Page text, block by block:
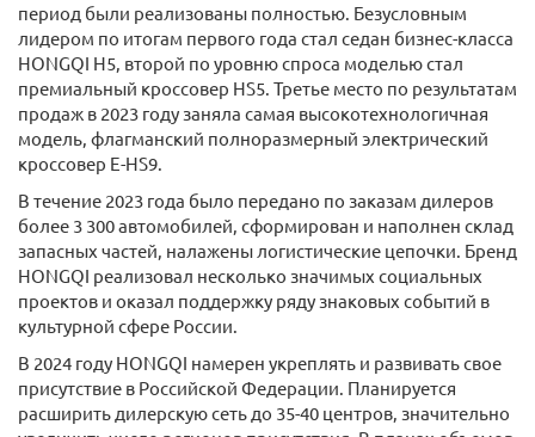
период были реализованы полностью. Безусловным
лидером по итогам первого года стал седан бизнес-класса
HONGQI H5, второй по уровню спроса моделью стал
премиальный кроссовер HS5. Третье место по результатам
продаж в 2023 году заняла самая высокотехнологичная
модель, флагманский полноразмерный электрический
кроссовер E-HS9.
В течение 2023 года было передано по заказам дилеров
более 3 300 автомобилей, сформирован и наполнен склад
запасных частей, налажены логистические цепочки. Бренд
HONGQI реализовал несколько значимых социальных
проектов и оказал поддержку ряду знаковых событий в
культурной сфере России.
В 2024 году HONGQI намерен укреплять и развивать свое
присутствие в Российской Федерации. Планируется
расширить дилерскую сеть до 35-40 центров, значительно